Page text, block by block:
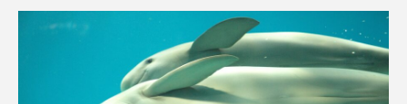
在来生物 地域名 城崎マリンワールド
外来種 外来魚
天然記念物 奈良県